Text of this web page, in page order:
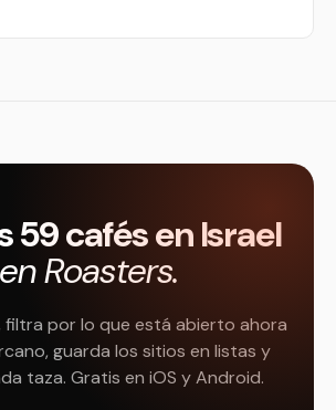
59 cafés en Israel
en Roasters.
filtra por lo que está abierto ahora
guarda los sitios en listas y
taza. Gratis en iOS y Android.